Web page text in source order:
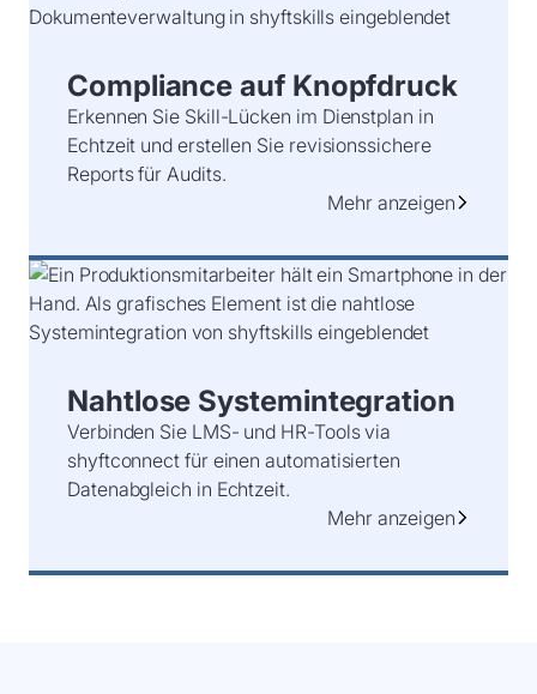
Compliance auf Knopfdruck
Erkennen Sie Skill-Lücken im Dienstplan in
Echtzeit und erstellen Sie revisionssichere
Reports für Audits.
Mehr anzeigen
Nahtlose Systemintegration
Verbinden Sie LMS- und HR-Tools via
shyftconnect für einen automatisierten
Datenabgleich in Echtzeit.
Mehr anzeigen